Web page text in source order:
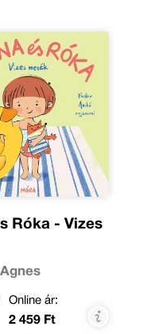
Róka - Vizes
Online ár:
2 459 Ft